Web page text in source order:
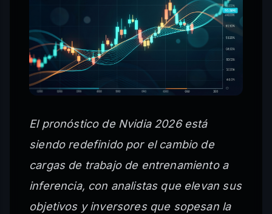
El pronóstico de Nvidia 2026 está
siendo redefinido por el cambio de
cargas de trabajo de entrenamiento a
inferencia, con analistas que elevan sus
objetivos y inversores que sopesan la